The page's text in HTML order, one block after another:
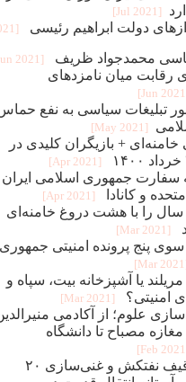
[2021 Jul]
دولت ابراهیم رئیسی
محمدجواد ظریف [2021 Jun]
میان نامزدهای
تبلیغات سیاسی به نفع
[2021 May]
+ بازیگران کلیدی در
[2021 Apr]
سفارت جمهوری اسلامی ایران
و کانادا
[2021 Apr]
سال را با هشت دروغ خامنه‌ای
[2021 Mar]
پنج پرونده امنیتی جمهوری
یا آشپزخانه‌ بیت، سپاه و
امنیتی؟
[2021 Mar]
علوم؛ از آکادمی
مصباح تا دانشگاه
*دلایل توقیف نفتکش و غنی‌سازی ۲۰